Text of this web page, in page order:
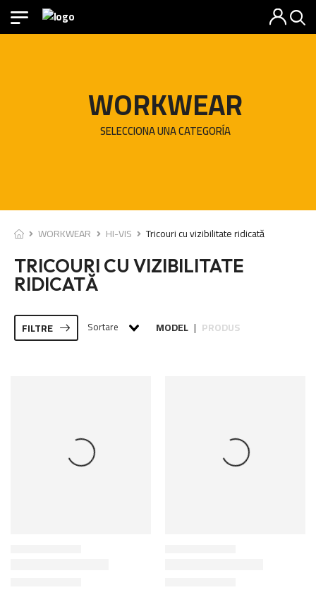
WORKWEAR
SELECCIONA UNA CATEGORÍA
WORKWEAR HI-VIS Tricouri cu vizibilitate ridicată
TRICOURI CU VIZIBILITATE
RIDICATĂ
FILTRE Sortare MODEL | PRODUS